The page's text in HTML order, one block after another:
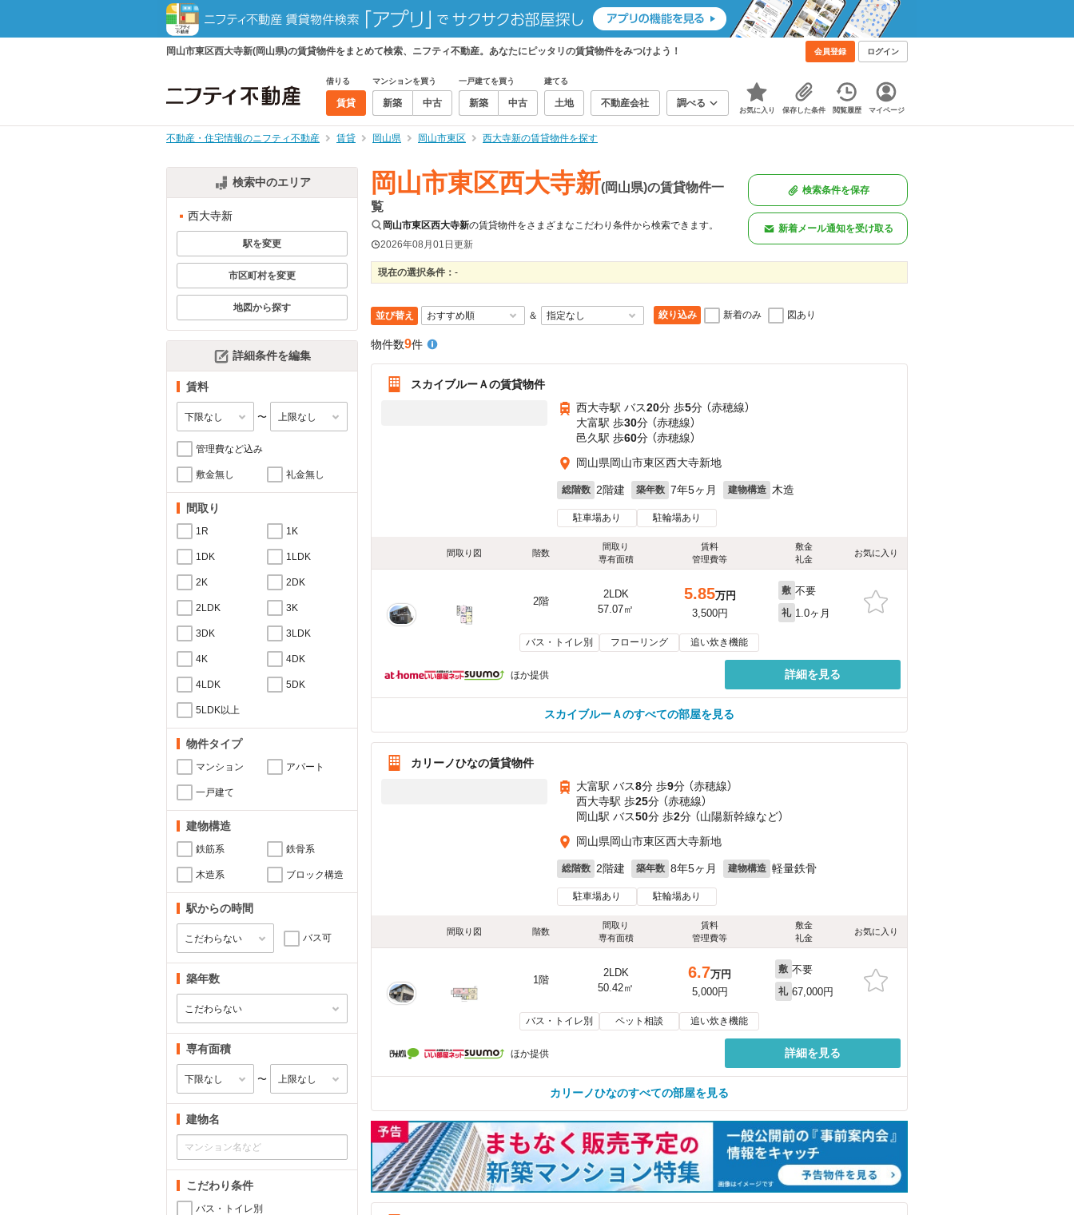
岡山市東区西大寺新(岡山県)の賃貸物件をまとめて検索、ニフティ不動産。あなたにピッタリの賃貸物件をみつけよう！ 会員登録 ログイン
借りる
賃貸
マンションを買う
新築 中古
一戸建てを買う
新築 中古
建てる
土地 不動産会社 調べる
お気に入り 保存した条件 閲覧履歴 マイページ
不動産・住宅情報のニフティ不動産 賃貸 岡山県 岡山市東区 西大寺新の賃貸物件を探す
検索中のエリア
西大寺新
駅を変更
市区町村を変更
地図から探す
詳細条件を編集
賃料
〜
管理費など込み
敷金無し 礼金無し
間取り
1R 1K
1DK 1LDK
2K 2DK
2LDK 3K
3DK 3LDK
4K 4DK
4LDK 5DK
5LDK以上
物件タイプ
マンション アパート
一戸建て
建物構造
鉄筋系 鉄骨系
木造系 ブロック構造
駅からの時間
バス可
築年数
専有面積
〜
建物名
こだわり条件
バス・トイレ別
岡山市東区西大寺新(岡山県)の賃貸物件一
覧
岡山市東区西大寺新の賃貸物件をさまざまなこだわり条件から検索できます。
2026年08月01日更新
検索条件を保存
新着メール通知を受け取る
現在の選択条件： -
並び替え ＆ 絞り込み 新着のみ 図あり
物件数9件
スカイブルーＡの賃貸物件
西大寺駅 バス20分 歩5分 （赤穂線）
大富駅 歩30分 （赤穂線）
邑久駅 歩60分 （赤穂線）
岡山県岡山市東区西大寺新地
総階数 2階建 築年数 7年5ヶ月 建物構造 木造
駐車場あり 駐輪場あり
間取り図 階数
間取り
専有面積
賃料
管理費等
敷金
礼金
お気に入り
2階
2LDK
57.07㎡
5.85万円
3,500円
敷 不要
礼 1.0ヶ月
バス・トイレ別 フローリング 追い炊き機能
ほか提供 詳細を見る
スカイブルーＡのすべての部屋を見る
カリーノひなの賃貸物件
大富駅 バス8分 歩9分 （赤穂線）
西大寺駅 歩25分 （赤穂線）
岡山駅 バス50分 歩2分 （山陽新幹線など）
岡山県岡山市東区西大寺新地
総階数 2階建 築年数 8年5ヶ月 建物構造 軽量鉄骨
駐車場あり 駐輪場あり
間取り図 階数
間取り
専有面積
賃料
管理費等
敷金
礼金
お気に入り
1階
2LDK
50.42㎡
6.7万円
5,000円
敷 不要
礼 67,000円
バス・トイレ別 ペット相談 追い炊き機能
ほか提供 詳細を見る
カリーノひなのすべての部屋を見る